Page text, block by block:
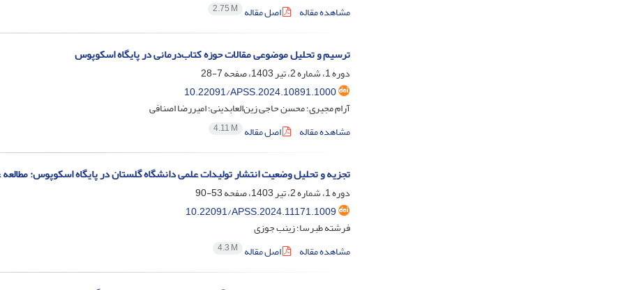
مشاهده مقاله
اصل مقاله 2.75 M
ترسیم و تحلیل موضوعی مقالات حوزه کتاب‌درمانی در پایگاه اسکوپوس
دوره 1، شماره 2، تیر 1403، صفحه
7-28
10.22091/APSS.2024.10891.1000
آرام مجیری؛ محسن حاجی زین‌العابدینی؛ امیررضا اصنافی
مشاهده مقاله
اصل مقاله 4.11 M
تجزیه و تحلیل وضعیت انتشار تولیدات علمی دانشگاه گلستان در پایگاه اسکوپوس:
دوره 1، شماره 2، تیر 1403، صفحه
53-90
10.22091/APSS.2024.11171.1009
فرشته طبرسا؛ زینب جوزی
مشاهده مقاله
اصل مقاله 4.3 M